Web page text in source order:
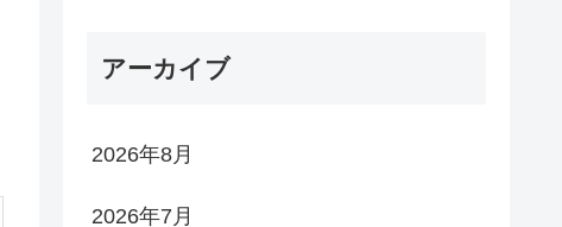
アーカイブ
2026年8月
2026年7月